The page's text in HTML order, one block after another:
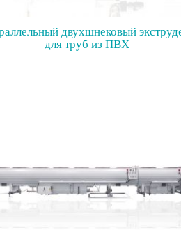
двухшнековый
для труб из ПВХ